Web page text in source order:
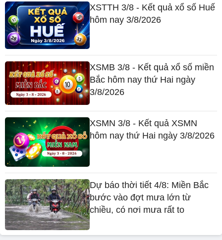
XSTTH 3/8 - Kết quả xổ số Huế
hôm nay 3/8/2026
XSMB 3/8 - Kết quả xổ số miền
Bắc hôm nay thứ Hai ngày
3/8/2026
XSMN 3/8 - Kết quả XSMN
hôm nay thứ Hai ngày 3/8/2026
Dự báo thời tiết 4/8: Miền Bắc
bước vào đợt mưa lớn từ
chiều, có nơi mưa rất to